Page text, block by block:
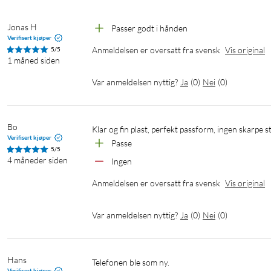
Jonas H
Verifisert kjøper
5/5
1 måned siden
Passer godt i hånden
Anmeldelsen er oversatt fra svensk Vis original
Var anmeldelsen nyttig? Ja (0) Nei (0)
Bo
Verifisert kjøper
5/5
4 måneder siden
Klar og fin plast, perfekt passform, ingen skarpe
Passe
Ingen
Anmeldelsen er oversatt fra svensk Vis original
Var anmeldelsen nyttig? Ja (0) Nei (0)
Hans
Telefonen ble som ny.